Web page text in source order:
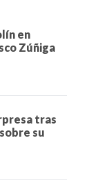
en
Zúñiga
tras
su